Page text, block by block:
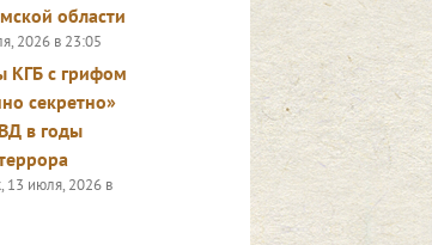
области
2026 в 23:05
КГБ с грифом
секретно»
в годы
13 июля, 2026 в